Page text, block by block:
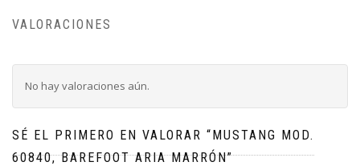
VALORACIONES
No hay valoraciones aún.
SÉ EL PRIMERO EN VALORAR “MUSTANG MOD.
60840, BAREFOOT ARIA MARRÓN”